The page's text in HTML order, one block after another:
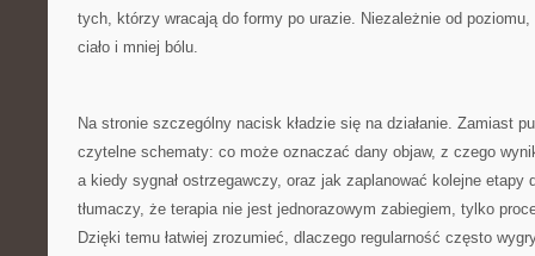
tych, którzy wracają do formy po urazie. Niezależnie od
ciało i mniej bólu.
Na stronie szczególny nacisk kładzie się na działanie. Zamiast
czytelne schematy: co może oznaczać dany objaw, z czego
a kiedy sygnał ostrzegawczy, oraz jak zaplanować kolejne etapy
tłumaczy, że terapia nie jest jednorazowym zabiegiem, tylko
Dzięki temu łatwiej zrozumieć, dlaczego regularność często